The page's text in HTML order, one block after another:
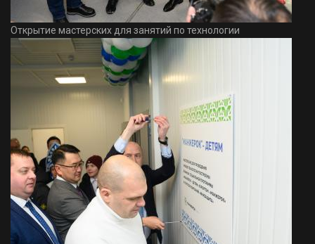
Открытие мастерских для занятий по технологии